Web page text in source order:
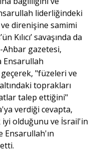
liderliğindeki
direnişine samimi
Kılıcı’ savaşında da
gazetesi,
Ensarullah
"füzeleri ve
toprakları
talep ettiğini"
verdiği cevapta,
iyi olduğunu ve İsrail'in
Ensarullah'ın